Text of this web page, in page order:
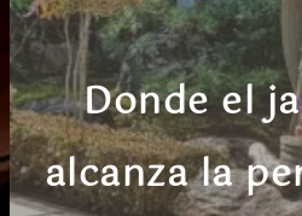
Donde el
alcanza la